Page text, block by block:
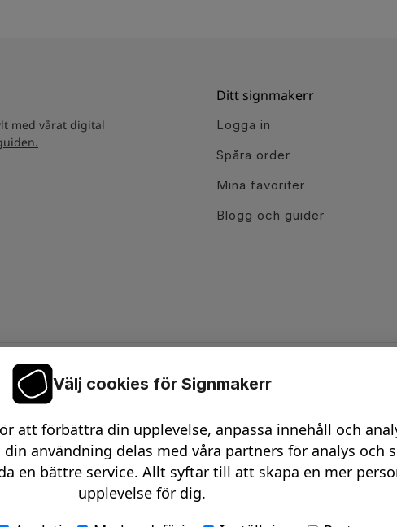
med vårat digital
Ditt signmakerr
Logga in
Spåra order
Mina favoriter
Blogg och guider
Online tjänster
Online möte -
Design
Online möte -
Trollhättan
Uddevalla
Välj cookies för Signmakerr
att förbättra din upplevelse, anpassa innehåll och
användning delas med våra partners för analys och
en bättre service. Allt syftar till att skapa en mer
upplevelse för dig.